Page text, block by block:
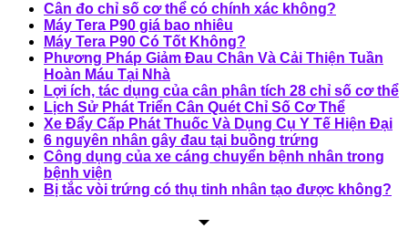
Cân đo chỉ số cơ thể có chính xác không?
Máy Tera P90 giá bao nhiêu
Máy Tera P90 Có Tốt Không?
Phương Pháp Giảm Đau Chân Và Cải Thiện Tuần
Hoàn Máu Tại Nhà
Lợi ích, tác dụng của cân phân tích 28 chỉ số cơ thể
Lịch Sử Phát Triển Cân Quét Chỉ Số Cơ Thể
Xe Đẩy Cấp Phát Thuốc Và Dụng Cụ Y Tế Hiện Đại
6 nguyên nhân gây đau tại buồng trứng
Công dụng của xe cáng chuyển bệnh nhân trong
bệnh viện
Bị tắc vòi trứng có thụ tinh nhân tạo được không?